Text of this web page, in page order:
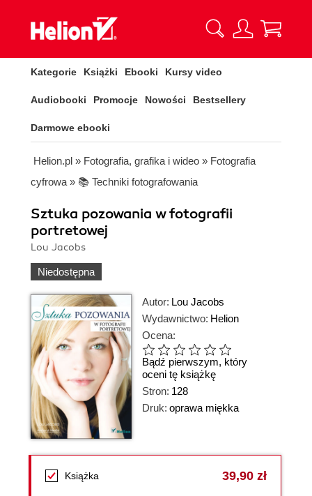
Kategorie Książki Ebooki Kursy video
Audiobooki Promocje Nowości Bestsellery
Darmowe ebooki
Helion.pl » Fotografia, grafika i wideo » Fotografia
cyfrowa » 📚 Techniki fotografowania
Sztuka pozowania w fotografii
portretowej
Lou Jacobs
Niedostępna
Autor: Lou Jacobs
Wydawnictwo: Helion
Ocena:
Bądź pierwszym, który
oceni tę książkę
Stron: 128
Druk: oprawa miękka
Książka 39,90 zł